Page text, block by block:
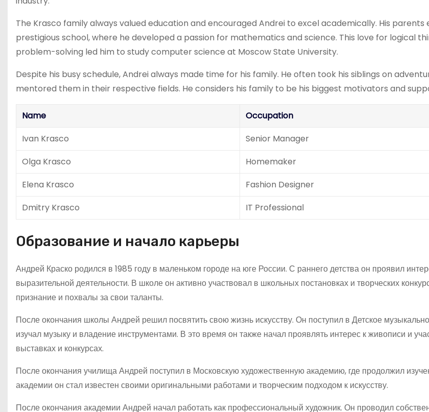
The Krasco family always valued education and encouraged Andrei to excel academically. His parents
prestigious school, where he developed a passion for mathematics and science. This love for logical
problem-solving led him to study computer science at Moscow State University.
Despite his busy schedule, Andrei always made time for his family. He often took his siblings on
mentored them in their respective fields. He considers his family to be his biggest motivators and
Name
Occupation
Ivan Krasco
Senior Manager
Olga Krasco
Homemaker
Elena Krasco
Fashion Designer
Dmitry Krasco
IT Professional
Образование и начало карьеры
Андрей Краско родился в 1985 году в маленьком городе на юге России. С раннего детства он проявил
выразительной деятельности. В школе он активно участвовал в школьных постановках и творческих
признание и похвалы за свои таланты.
После окончания школы Андрей решил посвятить свою жизнь искусству. Он поступил в Детское
изучал музыку и владение инструментами. В это время он также начал проявлять интерес к живописи и
выставках и конкурсах.
После окончания училища Андрей поступил в Московскую художественную академию, где продолжил
академии он стал известен своими оригинальными работами и творческим подходом к искусству.
После окончания академии Андрей начал работать как профессиональный художник. Он проводил